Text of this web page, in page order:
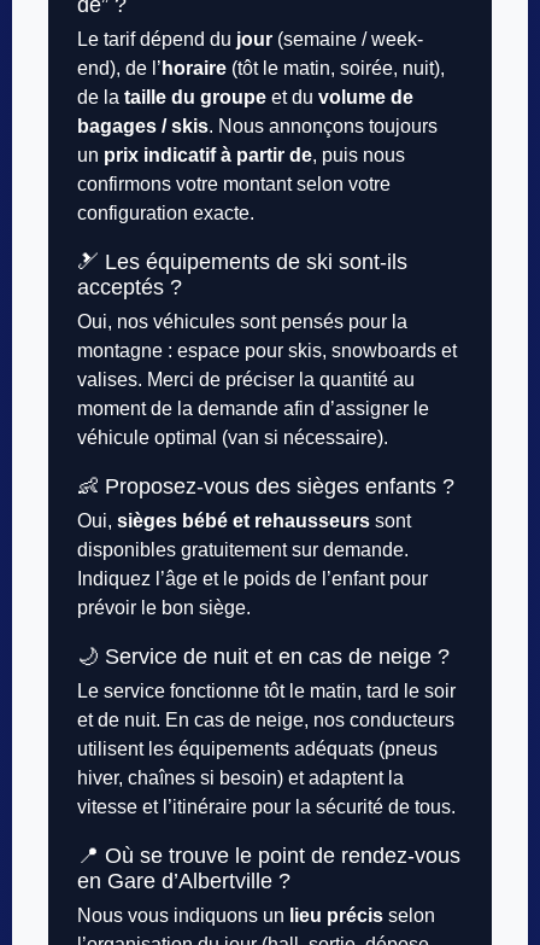
Le tarif dépend du jour (semaine / week-
end), de l’ horaire (tôt le matin, soirée, nuit),
de la taille du groupe et du volume de
bagages / skis. Nous annonçons toujours
un prix indicatif à partir de, puis nous
confirmons votre montant selon votre
configuration exacte.
🎿 Les équipements de ski sont-ils
acceptés ?
Oui, nos véhicules sont pensés pour la
montagne : espace pour skis, snowboards et
valises. Merci de préciser la quantité au
moment de la demande afin d’assigner le
véhicule optimal (van si nécessaire).
👶 Proposez-vous des sièges enfants ?
Oui, sièges bébé et rehausseurs sont
disponibles gratuitement sur demande.
Indiquez l’âge et le poids de l’enfant pour
prévoir le bon siège.
🌙 Service de nuit et en cas de neige ?
Le service fonctionne tôt le matin, tard le soir
et de nuit. En cas de neige, nos conducteurs
utilisent les équipements adéquats (pneus
hiver, chaînes si besoin) et adaptent la
vitesse et l’itinéraire pour la sécurité de tous.
📍 Où se trouve le point de rendez-vous
en Gare d’Albertville ?
Nous vous indiquons un lieu précis selon